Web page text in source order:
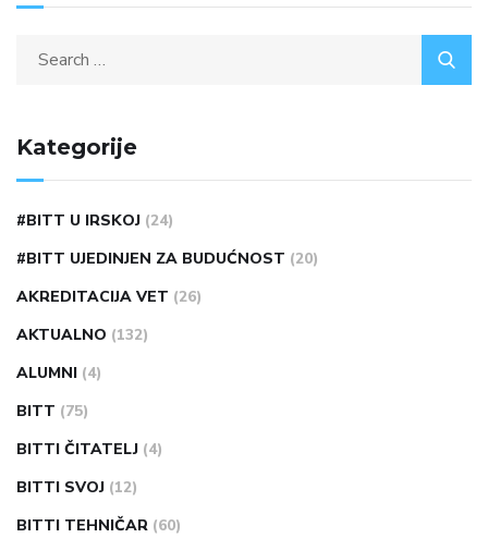
Kategorije
#BITT U IRSKOJ (24)
#BITT UJEDINJEN ZA BUDUĆNOST (20)
AKREDITACIJA VET (26)
AKTUALNO (132)
ALUMNI (4)
BITT (75)
BITTI ČITATELJ (4)
BITTI SVOJ (12)
BITTI TEHNIČAR (60)